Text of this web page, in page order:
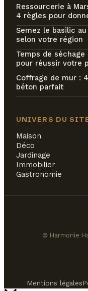
Ressourcerie à
4 règles pour
Semez le basilic
selon votre région
Temps de
pour réussir votre
Coffrage de mur :
béton parfait
UNIVERS DU
Maison
Déco
Jardinage
Immobilier
Gastronomie
© Harmonie
Mentions légales